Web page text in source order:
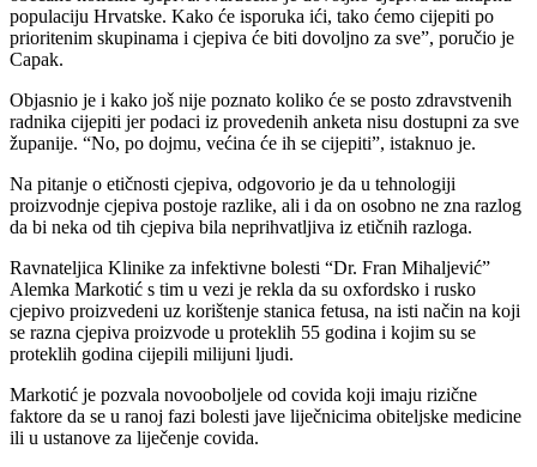
populaciju Hrvatske. Kako će isporuka ići, tako ćemo cijepiti po
prioritenim skupinama i cjepiva će biti dovoljno za sve”, poručio je
Capak.
Objasnio je i kako još nije poznato koliko će se posto zdravstvenih
radnika cijepiti jer podaci iz provedenih anketa nisu dostupni za sve
županije. “No, po dojmu, većina će ih se cijepiti”, istaknuo je.
Na pitanje o etičnosti cjepiva, odgovorio je da u tehnologiji
proizvodnje cjepiva postoje razlike, ali i da on osobno ne zna razlog
da bi neka od tih cjepiva bila neprihvatljiva iz etičnih razloga.
Ravnateljica Klinike za infektivne bolesti “Dr. Fran Mihaljević”
Alemka Markotić s tim u vezi je rekla da su oxfordsko i rusko
cjepivo proizvedeni uz korištenje stanica fetusa, na isti način na koji
se razna cjepiva proizvode u proteklih 55 godina i kojim su se
proteklih godina cijepili milijuni ljudi.
Markotić je pozvala novooboljele od covida koji imaju rizične
faktore da se u ranoj fazi bolesti jave liječnicima obiteljske medicine
ili u ustanove za liječenje covida.